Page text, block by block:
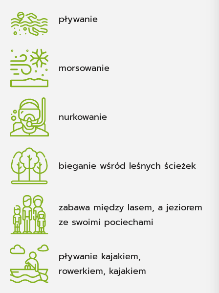
pływanie
morsowanie
nurkowanie
bieganie wśród leśnych ścieżek
zabawa między lasem, a jeziorem
ze swoimi pociechami
pływanie kajakiem,
rowerkiem, kajakiem